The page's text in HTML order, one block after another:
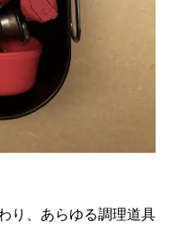
り、あらゆる調理道具